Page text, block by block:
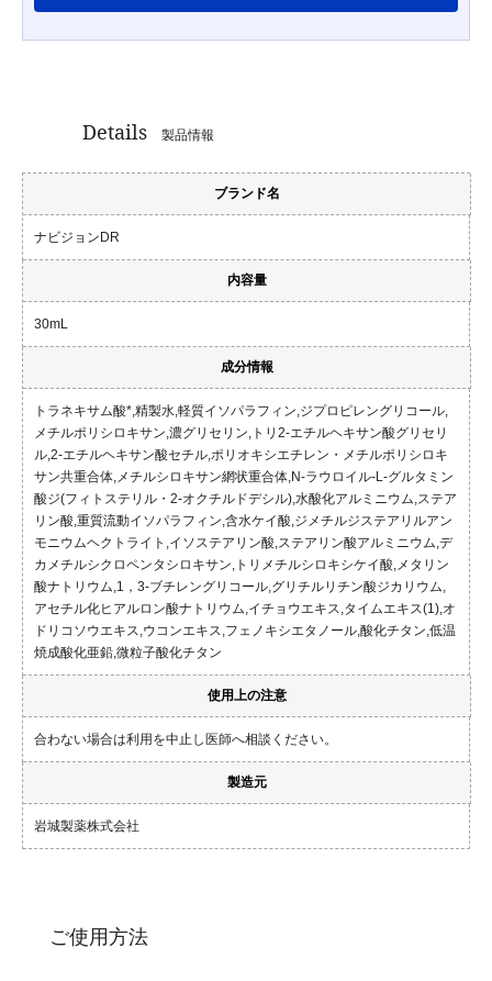
Details 製品情報
ブランド名
ナビジョンDR
内容量
30mL
成分情報
トラネキサム酸*,精製水,軽質イソパラフィン,ジプロピレングリコール,
メチルポリシロキサン,濃グリセリン,トリ2-エチルヘキサン酸グリセリ
ル,2-エチルヘキサン酸セチル,ポリオキシエチレン・メチルポリシロキ
サン共重合体,メチルシロキサン網状重合体,N-ラウロイル-L-グルタミン
酸ジ(フィトステリル・2-オクチルドデシル),水酸化アルミニウム,ステア
リン酸,重質流動イソパラフィン,含水ケイ酸,ジメチルジステアリルアン
モニウムヘクトライト,イソステアリン酸,ステアリン酸アルミニウム,デ
カメチルシクロペンタシロキサン,トリメチルシロキシケイ酸,メタリン
酸ナトリウム,1，3-ブチレングリコール,グリチルリチン酸ジカリウム,
アセチル化ヒアルロン酸ナトリウム,イチョウエキス,タイムエキス(1),オ
ドリコソウエキス,ウコンエキス,フェノキシエタノール,酸化チタン,低温
焼成酸化亜鉛,微粒子酸化チタン
使用上の注意
合わない場合は利用を中止し医師へ相談ください。
製造元
岩城製薬株式会社
ご使用方法